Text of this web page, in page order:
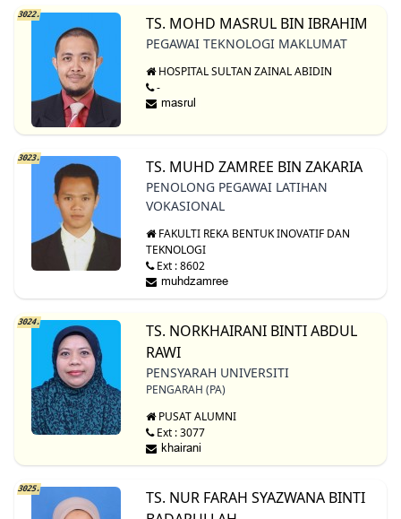
3022. TS. MOHD MASRUL BIN IBRAHIM
PEGAWAI TEKNOLOGI MAKLUMAT
HOSPITAL SULTAN ZAINAL ABIDIN
-
3023. TS. MUHD ZAMREE BIN ZAKARIA
PENOLONG PEGAWAI LATIHAN
VOKASIONAL
FAKULTI REKA BENTUK INOVATIF DAN
TEKNOLOGI
Ext : 8602
3024.
TS. NORKHAIRANI BINTI ABDUL
RAWI
PENSYARAH UNIVERSITI
PENGARAH (PA)
PUSAT ALUMNI
Ext : 3077
3025.
TS. NUR FARAH SYAZWANA BINTI